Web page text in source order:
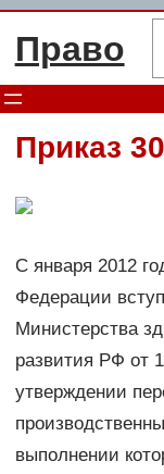
Перейти
Право
Приказ
С января 2012
Федерации
Министерства
развития РФ от
утверждении
выполнении